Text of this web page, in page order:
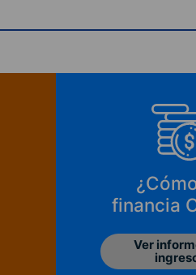
financia
Ver